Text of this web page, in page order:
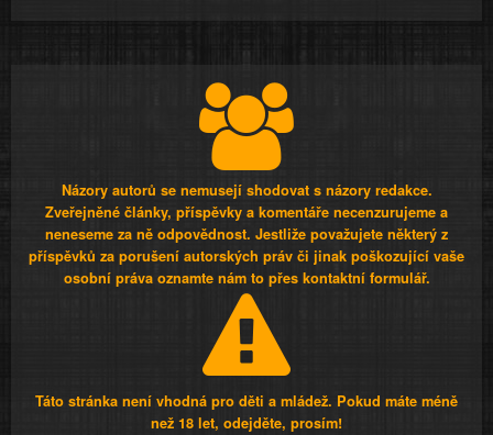
Názory autorů se nemusejí shodovat s názory redakce.
Zveřejněné články, příspěvky a komentáře necenzurujeme a
neneseme za ně odpovědnost. Jestliže považujete některý z
příspěvků za porušení autorských práv či jinak poškozující vaše
osobní práva oznamte nám to přes kontaktní formulář.
Táto stránka není vhodná pro děti a mládež. Pokud máte méně
než 18 let, odejděte, prosím!